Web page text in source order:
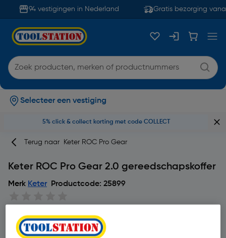
94 vestigingen in Nederland Gratis bezorging vanaf
Selecteer een vestiging
5% click & collect korting met code COLLECT
Terug naar Keter ROC Pro Gear
Keter ROC Pro Gear 2.0 gereedschapskoffer
Merk Keter Productcode: 25899